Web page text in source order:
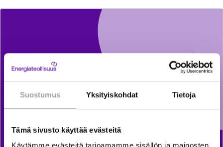
Suostumus Yksityiskohdat Tietoja
Tämä sivusto käyttää evästeitä